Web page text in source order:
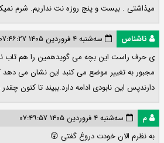
میذاشتی . بیست و پنج روزه نت نداریم‌. شرم
ناشناس
سه‌شنبه ۴ فروردین ۱۴۰۵ ۰۷:۴۶:۲۷
ی حرف راست این بچه می گویدهمین را هم تاب
مجبور به تغییر موضع می کنبد این نشان می دهد
دارندپس این نابودی ادامه دارد.ببیند تا کنون
م
سه‌شنبه ۴ فروردین ۱۴۰۵ ۰۷:۴۹:۵۷
به نظرم الان خودت دروغ گفتی 😲